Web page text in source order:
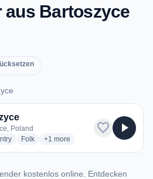
aus Bartoszyce
Poland
radio stations
Folkradio stations
+1 more genres for Radio
more
favorite play_arrow
kostenlos online. Entdecken